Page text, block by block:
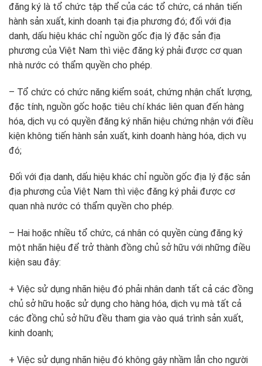
đăng ký là tổ chức tập thể của các tổ chức, cá nhân tiến
hành sản xuất, kinh doanh tại địa phương đó; đối với địa
danh, dấu hiệu khác chỉ nguồn gốc địa lý đặc sản địa
phương của Việt Nam thì việc đăng ký phải được cơ quan
nhà nước có thẩm quyền cho phép.
– Tổ chức có chức năng kiểm soát, chứng nhận chất lượng,
đặc tính, nguồn gốc hoặc tiêu chí khác liên quan đến hàng
hóa, dịch vụ có quyền đăng ký nhãn hiệu chứng nhận với điều
kiện không tiến hành sản xuất, kinh doanh hàng hóa, dịch vụ
đó;
Đối với địa danh, dấu hiệu khác chỉ nguồn gốc địa lý đặc sản
địa phương của Việt Nam thì việc đăng ký phải được cơ
quan nhà nước có thẩm quyền cho phép.
– Hai hoặc nhiều tổ chức, cá nhân có quyền cùng đăng ký
một nhãn hiệu để trở thành đồng chủ sở hữu với những điều
kiện sau đây:
+ Việc sử dụng nhãn hiệu đó phải nhân danh tất cả các đồng
chủ sở hữu hoặc sử dụng cho hàng hóa, dịch vụ mà tất cả
các đồng chủ sở hữu đều tham gia vào quá trình sản xuất,
kinh doanh;
+ Việc sử dụng nhãn hiệu đó không gây nhầm lẫn cho người